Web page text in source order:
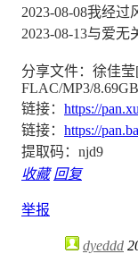
2023-08-08我经过
2023-08-13与爱无
分享文件：徐佳
FLAC/MP3/
链接： https://
链接： https://
提取码：njd9
收藏 回复
举报
dyeddd